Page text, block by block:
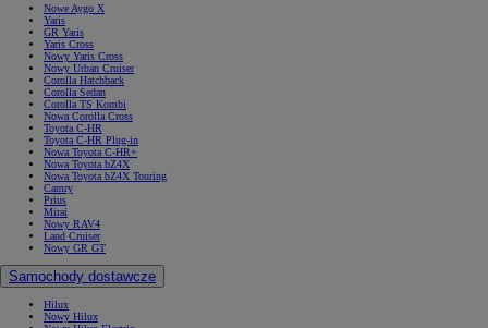
Nowe Aygo X
Yaris
GR Yaris
Yaris Cross
Nowy Yaris Cross
Nowy Urban Cruiser
Corolla Hatchback
Corolla Sedan
Corolla TS Kombi
Nowa Corolla Cross
Toyota C-HR
Toyota C-HR Plug-in
Nowa Toyota C-HR+
Nowa Toyota bZ4X
Nowa Toyota bZ4X Touring
Camry
Prius
Mirai
Nowy RAV4
Land Cruiser
Nowy GR GT
Samochody dostawcze
Hilux
Nowy Hilux